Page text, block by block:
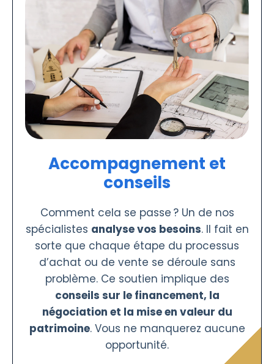
Accompagnement et
conseils
Comment cela se passe ? Un de nos
spécialistes analyse vos besoins. Il fait en
sorte que chaque étape du processus
d’achat ou de vente se déroule sans
problème. Ce soutien implique des
conseils sur le financement, la
négociation et la mise en valeur du
patrimoine. Vous ne manquerez aucune
opportunité.